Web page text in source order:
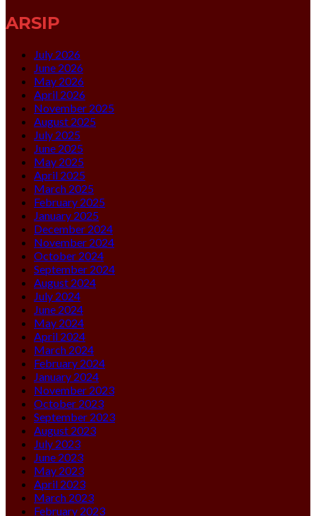
ARSIP
July 2026
June 2026
May 2026
April 2026
November 2025
August 2025
July 2025
June 2025
May 2025
April 2025
March 2025
February 2025
January 2025
December 2024
November 2024
October 2024
September 2024
August 2024
July 2024
June 2024
May 2024
April 2024
March 2024
February 2024
January 2024
November 2023
October 2023
September 2023
August 2023
July 2023
June 2023
May 2023
April 2023
March 2023
February 2023